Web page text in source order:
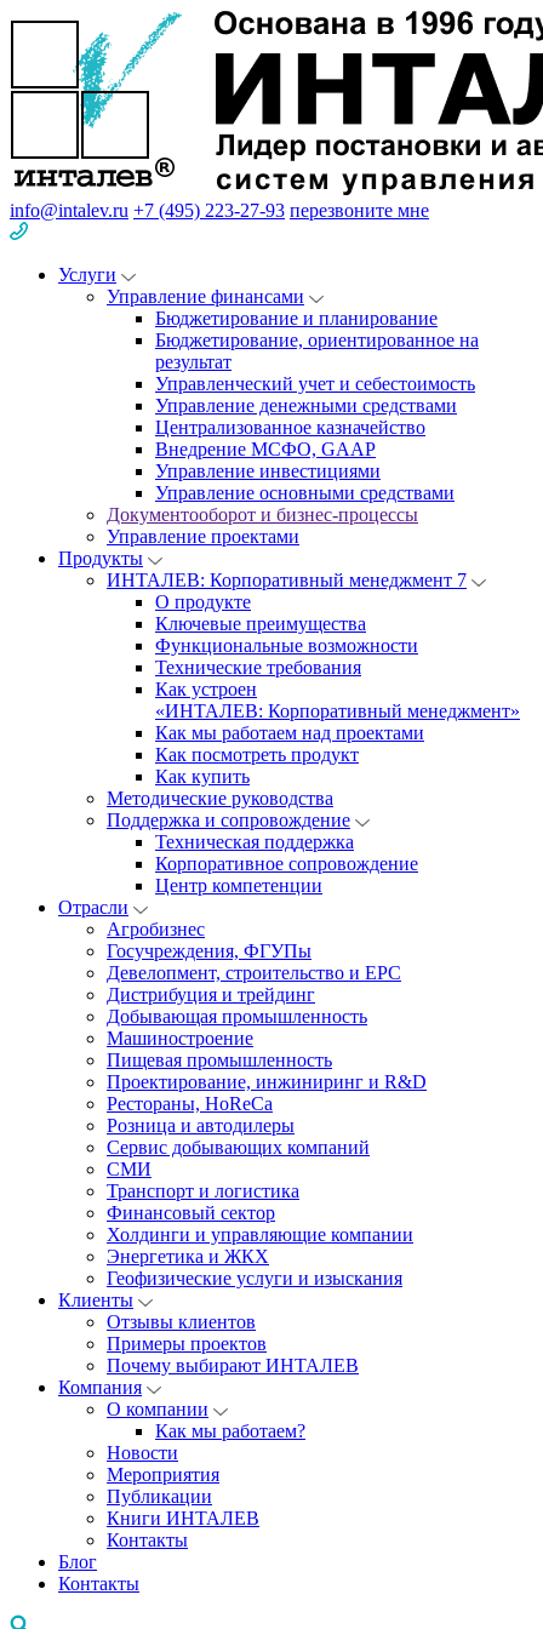
info@intalev.ru +7 (495) 223-27-93 перезвоните мне
Услуги
Управление финансами
Бюджетирование и планирование
Бюджетирование, ориентированное на
результат
Управленческий учет и себестоимость
Управление денежными средствами
Централизованное казначейство
Внедрение МСФО, GAAP
Управление инвестициями
Управление основными средствами
Документооборот и бизнес-процессы
Управление проектами
Продукты
ИНТАЛЕВ: Корпоративный менеджмент 7
О продукте
Ключевые преимущества
Функциональные возможности
Технические требования
Как устроен
«ИНТАЛЕВ: Корпоративный менеджмент»
Как мы работаем над проектами
Как посмотреть продукт
Как купить
Методические руководства
Поддержка и сопровождение
Техническая поддержка
Корпоративное сопровождение
Центр компетенции
Отрасли
Агробизнес
Госучреждения, ФГУПы
Девелопмент, строительство и EPC
Дистрибуция и трейдинг
Добывающая промышленность
Машиностроение
Пищевая промышленность
Проектирование, инжиниринг и R&D
Рестораны, HoReCa
Розница и автодилеры
Сервис добывающих компаний
СМИ
Транспорт и логистика
Финансовый сектор
Холдинги и управляющие компании
Энергетика и ЖКХ
Геофизические услуги и изыскания
Клиенты
Отзывы клиентов
Примеры проектов
Почему выбирают ИНТАЛЕВ
Компания
О компании
Как мы работаем?
Новости
Мероприятия
Публикации
Книги ИНТАЛЕВ
Контакты
Блог
Контакты